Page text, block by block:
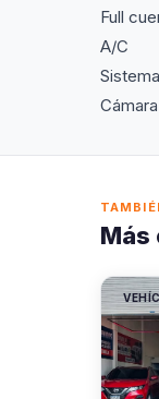
Full
A/C
Más